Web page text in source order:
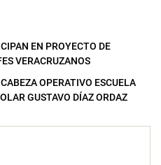
EN PROYECTO DE
VERACRUZANOS
OPERATIVO ESCUELA
GUSTAVO DÍAZ ORDAZ